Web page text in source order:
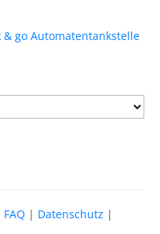
& go Automatentankstelle
FAQ | Datenschutz |